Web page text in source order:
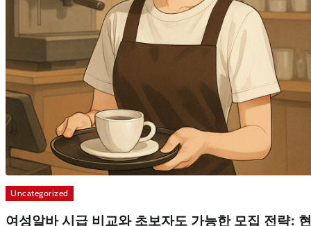
Uncategorized
여성알바 시급 비교와 초보자도 가능한 모집 전략: 현